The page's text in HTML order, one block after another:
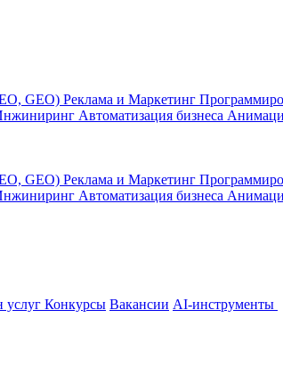
GEO) Реклама и Маркетинг
Автоматизация бизнеса
GEO) Реклама и Маркетинг
Автоматизация бизнеса
услуг Конкурсы Вакансии AI-инструменты